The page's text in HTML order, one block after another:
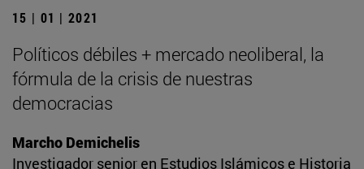
15 | 01 | 2021
Políticos débiles + mercado neoliberal, la
fórmula de la crisis de nuestras
democracias
Marcho Demichelis
Investigador senior en Estudios Islámicos e Historia